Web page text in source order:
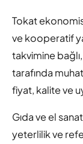
Tokat
ve kooperatif
takvimine
tarafında
fiyat, kalite ve
Gıda ve el
yeterlilik ve